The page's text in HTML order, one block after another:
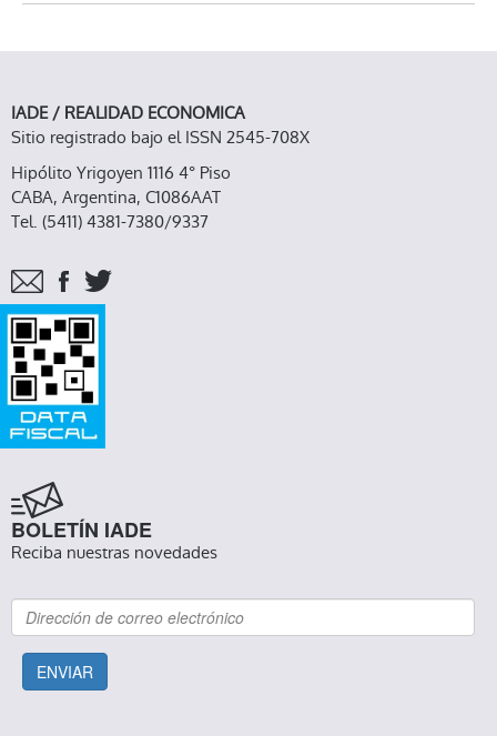
IADE / REALIDAD ECONOMICA
Sitio registrado bajo el ISSN 2545-708X
Hipólito Yrigoyen 1116 4° Piso
CABA, Argentina, C1086AAT
Tel. (5411) 4381-7380/9337
BOLETÍN IADE
Reciba nuestras novedades
ENVIAR